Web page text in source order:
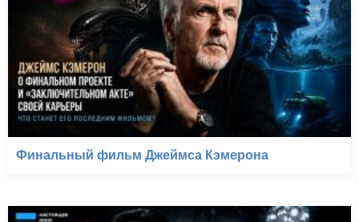
Финальный фильм Джеймса Кэмерона